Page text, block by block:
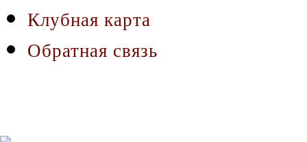
Клубная карта
Обратная связь